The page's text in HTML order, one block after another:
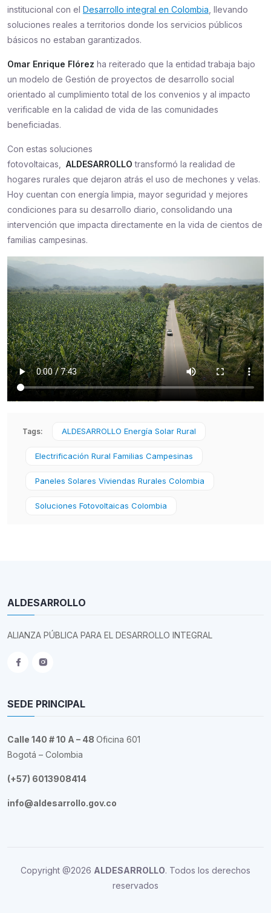
institucional con el Desarrollo integral en Colombia , llevando
soluciones reales a territorios donde los servicios públicos
básicos no estaban garantizados.
Omar Enrique Flórez ha reiterado que la entidad trabaja bajo
un modelo de Gestión de proyectos de desarrollo social
orientado al cumplimiento total de los convenios y al impacto
verificable en la calidad de vida de las comunidades
beneficiadas.
Con estas soluciones
fotovoltaicas, ALDESARROLLO transformó la realidad de
hogares rurales que dejaron atrás el uso de mechones y velas.
Hoy cuentan con energía limpia, mayor seguridad y mejores
condiciones para su desarrollo diario, consolidando una
intervención que impacta directamente en la vida de cientos de
familias campesinas.
Tags: ALDESARROLLO Energía Solar Rural
Electrificación Rural Familias Campesinas
Paneles Solares Viviendas Rurales Colombia
Soluciones Fotovoltaicas Colombia
ALDESARROLLO
ALIANZA PÚBLICA PARA EL DESARROLLO INTEGRAL
SEDE PRINCIPAL
Calle 140 # 10 A – 48 Oficina 601
Bogotá – Colombia
(+57) 6013908414
info@aldesarrollo.gov.co
Copyright @2026 ALDESARROLLO. Todos los derechos
reservados